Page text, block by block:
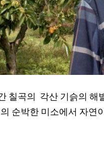
칠곡의  각산 기슭의
순박한 미소에서 자연